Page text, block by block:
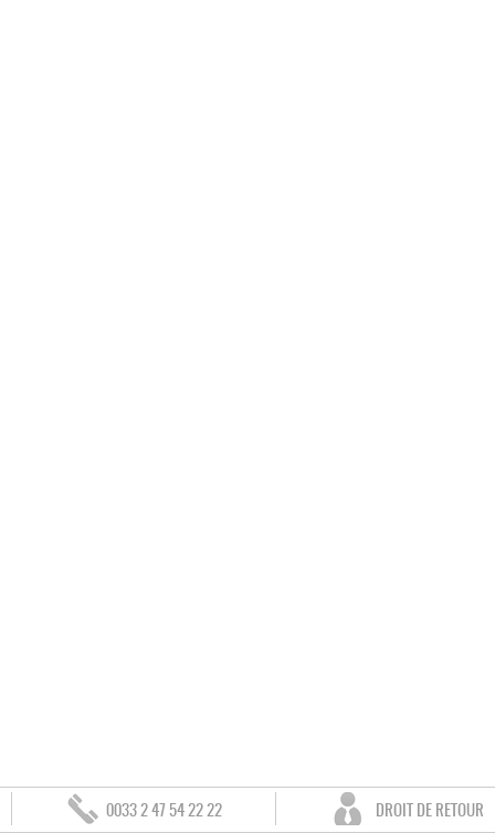
0033 2 47 54 22 22 DROIT DE RETOUR